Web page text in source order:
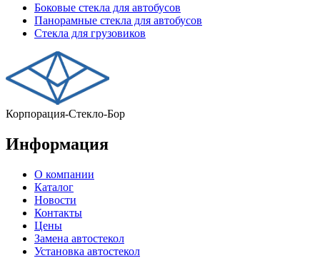
Боковые стекла для автобусов
Панорамные стекла для автобусов
Стекла для грузовиков
Корпорация-Стекло-Бор
Информация
О компании
Каталог
Новости
Контакты
Цены
Замена автостекол
Установка автостекол